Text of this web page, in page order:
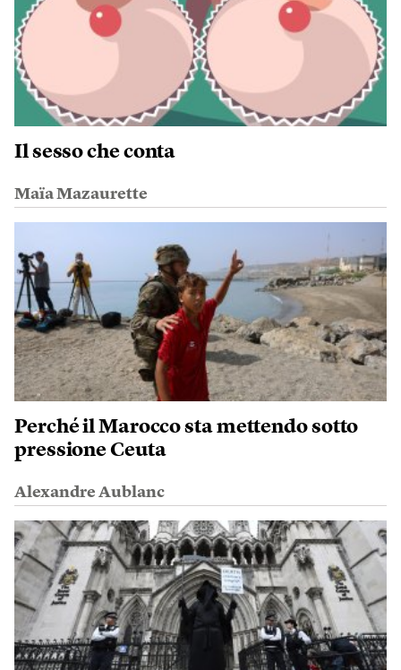
Il sesso che conta
Maïa Mazaurette
Perché il Marocco sta mettendo sotto
pressione Ceuta
Alexandre Aublanc